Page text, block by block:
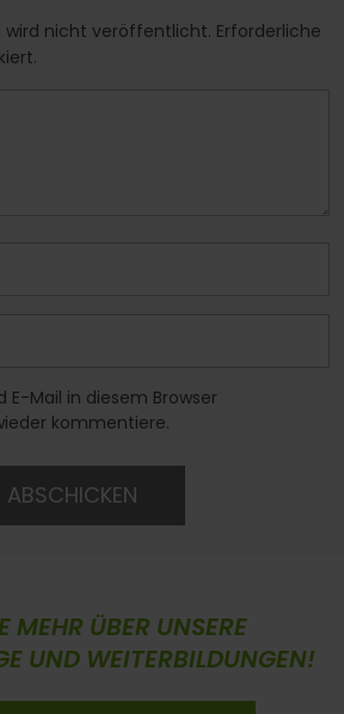
wird nicht veröffentlicht. Erforderliche
E-Mail in diesem Browser
kommentiere.
MEHR ÜBER UNSERE
UND WEITERBILDUNGEN!